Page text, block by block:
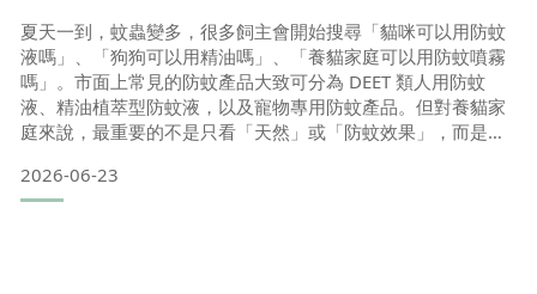
產品？
夏天一到，蚊蟲變多，很多飼主會開始搜尋「貓咪可以用防蚊
液嗎」、「狗狗可以用精油嗎」、「養貓家庭可以用防蚊噴霧
嗎」。市面上常見的防蚊產品大致可分為 DEET 類人用防蚊
液、精油植萃型防蚊液，以及寵物專用防蚊產品。但對養貓家
庭來說，最重要的不是只看「天然」或「防蚊效果」，而是要
貓咪身上？答案很簡單：貓咪不建議直接使用含精油類防蚊產
品。
2026-06-23